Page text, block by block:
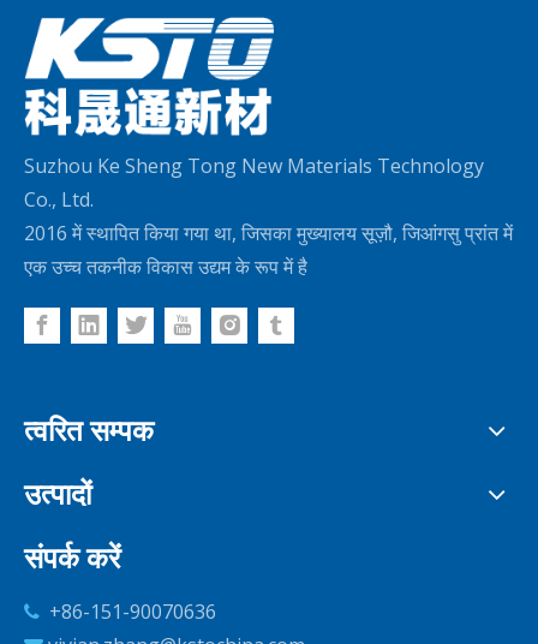
Suzhou Ke Sheng Tong New Materials Technology
Co., Ltd.
2016 में स्थापित किया गया था, जिसका मुख्यालय सूज़ौ, जिआंगसु प्रांत में
एक उच्च तकनीक विकास उद्यम के रूप में है
त्वरित सम्पक
उत्पादों
संपर्क करें
 +86-151-90070636